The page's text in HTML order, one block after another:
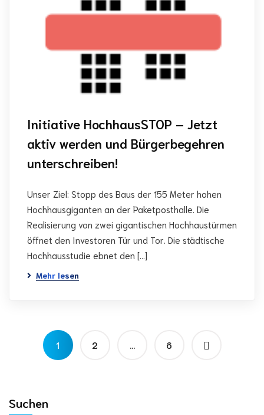
Initiative HochhausSTOP – Jetzt
aktiv werden und Bürgerbegehren
unterschreiben!
Unser Ziel: Stopp des Baus der 155 Meter hohen
Hochhausgiganten an der Paketposthalle. Die
Realisierung von zwei gigantischen Hochhaustürmen
öffnet den Investoren Tür und Tor. Die städtische
Hochhausstudie ebnet den […]
Mehr lesen
1 2 … 6
Suchen